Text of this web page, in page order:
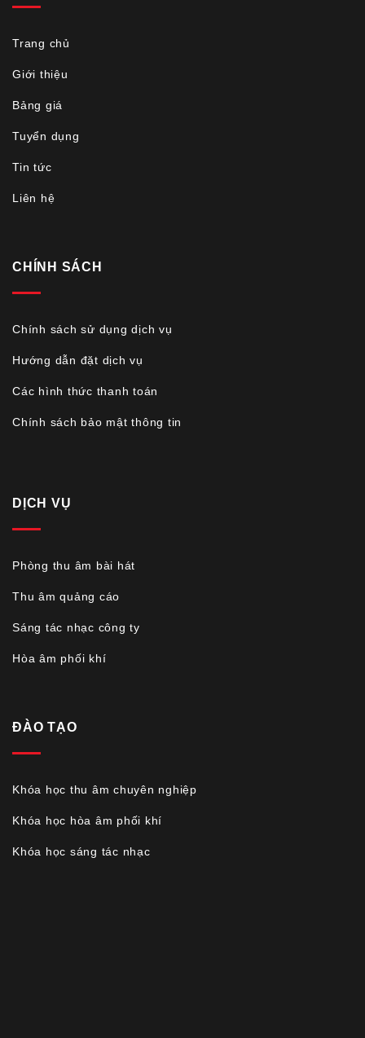
Trang chủ
Giới thiệu
Bảng giá
Tuyển dụng
Tin tức
Liên hệ
CHÍNH SÁCH
Chính sách sử dụng dịch vụ
Hướng dẫn đặt dịch vụ
Các hình thức thanh toán
Chính sách bảo mật thông tin
DỊCH VỤ
Phòng thu âm bài hát
Thu âm quảng cáo
Sáng tác nhạc công ty
Hòa âm phối khí
ĐÀO TẠO
Khóa học thu âm chuyên nghiệp
Khóa học hòa âm phối khí
Khóa học sáng tác nhạc